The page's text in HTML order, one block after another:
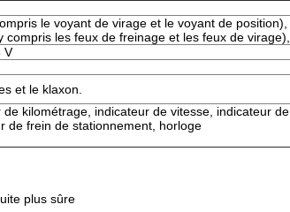
le voyant de virage et le voyant de position),
compris les feux de freinage et les feux de virage),
V
et le klaxon.
kilométrage, indicateur de vitesse, indicateur de
de frein de stationnement, horloge
plus sûre